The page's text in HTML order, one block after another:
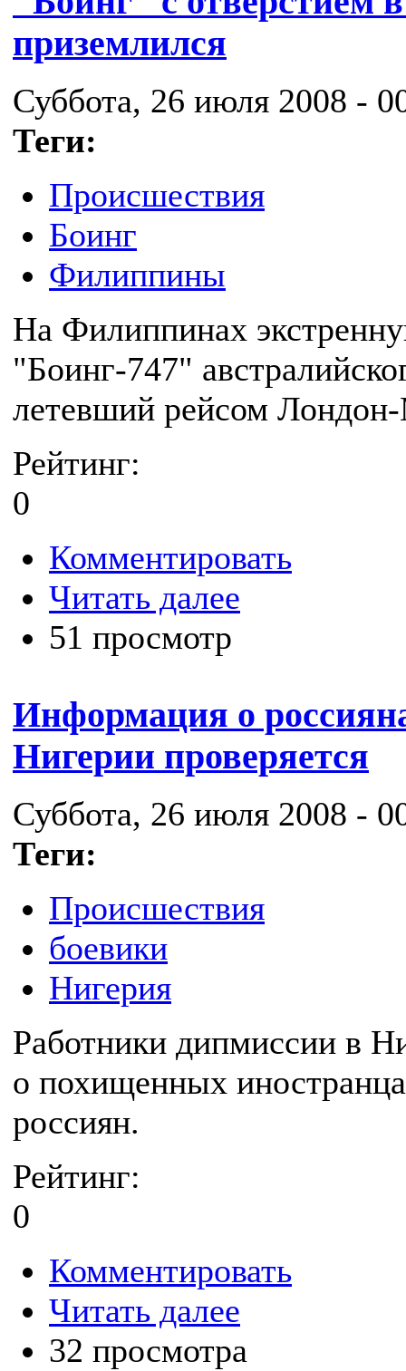
приземлился
Суббота, 26 июля 2008 -
Теги:
Происшествия
Боинг
Филиппины
На Филиппинах
"Боинг-747"
летевший рейсом
Рейтинг:
0
Комментировать
Читать далее
51 просмотр
Информация о
Нигерии проверяется
Суббота, 26 июля 2008 -
Теги:
Происшествия
боевики
Нигерия
Работники дипмиссии в
о похищенных
россиян.
Рейтинг:
0
Комментировать
Читать далее
32 просмотра